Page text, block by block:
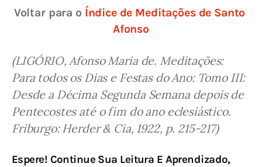
Voltar para o Índice de Meditações de Santo
Afonso
(LIGÓRIO, Afonso Maria de. Meditações:
Para todos os Dias e Festas do Ano: Tomo III:
Desde a Décima Segunda Semana depois de
Pentecostes até o fim do ano eclesiástico.
Friburgo: Herder & Cia, 1922, p. 215-217)
Espere! Continue Sua Leitura E Aprendizado,